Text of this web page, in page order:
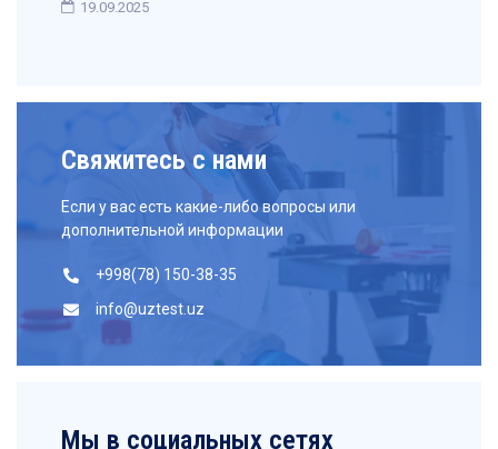
19.09.2025
Свяжитесь с нами
Если у вас есть какие-либо вопросы или
дополнительной информации
+998(78) 150-38-35
info@uztest.uz
Мы в социальных сетях